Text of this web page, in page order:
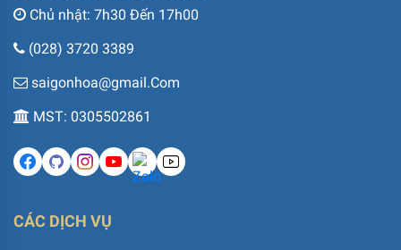
Chủ nhật: 7h30 Đến 17h00
(028) 3720 3389
saigonhoa@gmail.Com
MST: 0305502861
CÁC DỊCH VỤ